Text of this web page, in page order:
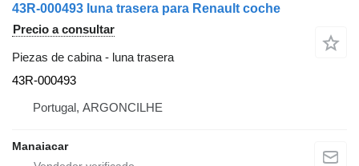
43R-000493 luna trasera para Renault coche
Precio a consultar
Piezas de cabina - luna trasera
43R-000493
Portugal, ARGONCILHE
Manaiacar